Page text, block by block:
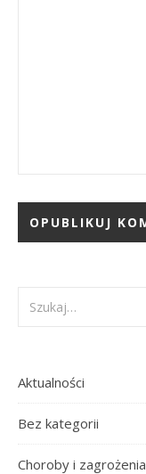
Aktualności
Bez kategorii
Choroby i zagrożenia